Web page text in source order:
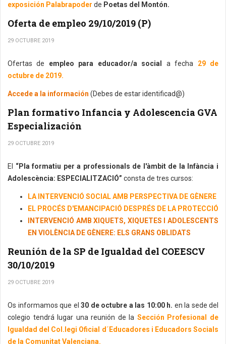
exposición Palabrapoder de Poetas del Montón.
Oferta de empleo 29/10/2019 (P)
29 OCTUBRE 2019
Ofertas de empleo para educador/a social a fecha 29 de
octubre de 2019.
Accede a la información (Debes de estar identificad@)
Plan formativo Infancia y Adolescencia GVA
Especialización
29 OCTUBRE 2019
El “Pla formatiu per a professionals de l'àmbit de la Infància i
Adolescència: ESPECIALITZACIÓ” consta de tres cursos:
LA INTERVENCIÓ SOCIAL AMB PERSPECTIVA DE GÈNERE
EL PROCÉS D'EMANCIPACIÓ DESPRÉS DE LA PROTECCIÓ
INTERVENCIÓ AMB XIQUETS, XIQUETES I ADOLESCENTS
EN VIOLÈNCIA DE GÈNERE: ELS GRANS OBLIDATS
Reunión de la SP de Igualdad del COEESCV
30/10/2019
29 OCTUBRE 2019
Os informamos que el 30 de octubre a las 10:00 h. en la sede del
colegio tendrá lugar una reunión de la Sección Profesional de
Igualdad del Col.legi Oficial d´Educadores i Educadors Socials
de la Comunitat Valenciana.